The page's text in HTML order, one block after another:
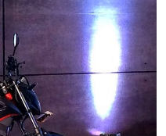
Resmi perkenalkan Aerox
tinggal menunggu waktu
2025, harganya mantap !
unit motor listrik EM1 e